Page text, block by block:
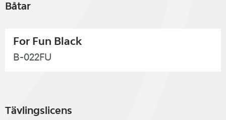
Båtar
For Fun Black
B-022FU
Tävlingslicens